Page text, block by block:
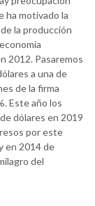
ha motivado la
la producción
2012. Pasaremos
a una de
de la firma
Este año los
dólares en 2019
por este
en 2014 de
del